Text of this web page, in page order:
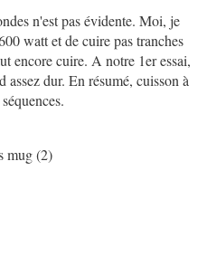
n'est pas évidente. Moi, je
watt et de cuire pas tranches
encore cuire. A notre 1er essai,
assez dur. En résumé, cuisson à